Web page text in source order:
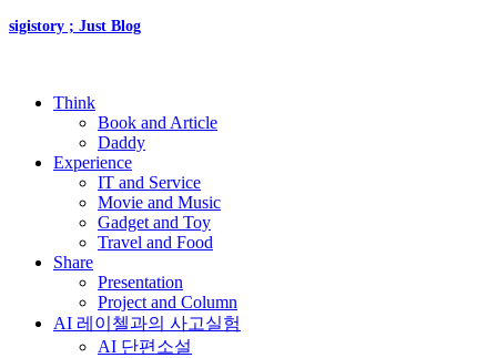
sigistory ; Just Blog
Think
Book and Article
Daddy
Experience
IT and Service
Movie and Music
Gadget and Toy
Travel and Food
Share
Presentation
Project and Column
AI 레이첼과의 사고실험
AI 단편소설